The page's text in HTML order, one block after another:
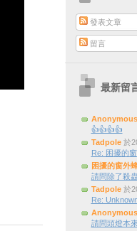
發表文章
留言
最新留
Anonymous
👍👍👍👍
Tadpole於
Re: 困擾的
困擾的窗外
請問除了殺
Tadpole於
Re:
Anonymous
請問頭燈本